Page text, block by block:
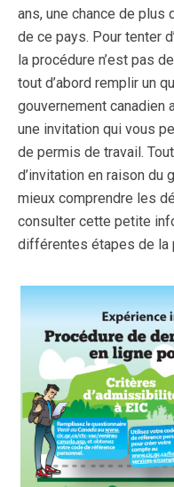
ans, une chance de
de ce pays. Pour tenter
la procédure n’est pas
tout d’abord remplir un
gouvernement canadien
une invitation qui vous
de permis de travail.
d’invitation en raison du
mieux comprendre les
consulter cette petite
différentes étapes de la